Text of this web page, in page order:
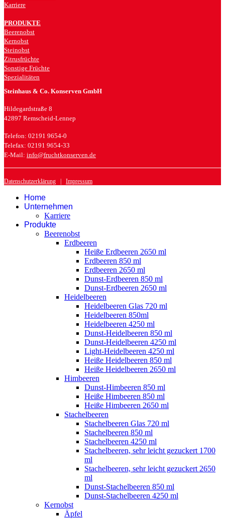
Karriere
PRODUKTE
Beerenobst
Kernobst
Steinobst
Zitrusfrüchte
Sonstige Früchte
Spezialitäten
Steinhaus & Co. Konserven GmbH
Hildegardstraße 8
42897 Remscheid-Lennep
Telefon: 02191 9654-0
Telefax: 02191 9654-33
E-Mail: info@fruchtkonserven.de
Datenschutzerklärung | Impressum
Home
Unternehmen
Karriere
Produkte
Beerenobst
Erdbeeren
Heiße Erdbeeren 2650 ml
Erdbeeren 850 ml
Erdbeeren 2650 ml
Dunst-Erdbeeren 850 ml
Dunst-Erdbeeren 2650 ml
Heidelbeeren
Heidelbeeren Glas 720 ml
Heidelbeeren 850ml
Heidelbeeren 4250 ml
Dunst-Heidelbeeren 850 ml
Dunst-Heidelbeeren 4250 ml
Light-Heidelbeeren 4250 ml
Heiße Heidelbeeren 850 ml
Heiße Heidelbeeren 2650 ml
Himbeeren
Dunst-Himbeeren 850 ml
Heiße Himbeeren 850 ml
Heiße Himbeeren 2650 ml
Stachelbeeren
Stachelbeeren Glas 720 ml
Stachelbeeren 850 ml
Stachelbeeren 4250 ml
Stachelbeeren, sehr leicht gezuckert 1700
ml
Stachelbeeren, sehr leicht gezuckert 2650
ml
Dunst-Stachelbeeren 850 ml
Dunst-Stachelbeeren 4250 ml
Kernobst
Äpfel